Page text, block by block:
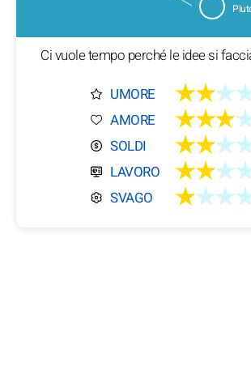
Ci vuole tempo perché le idee si
UMORE
★★
AMORE ★★★
SOLDI ★★
LAVORO ★★
SVAGO ★